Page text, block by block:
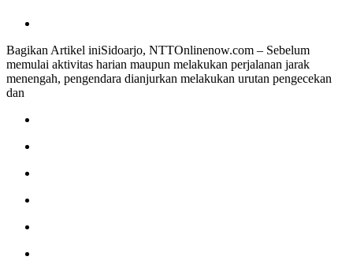
Bagikan Artikel iniSidoarjo, NTTOnlinenow.com – Sebelum
memulai aktivitas harian maupun melakukan perjalanan jarak
menengah, pengendara dianjurkan melakukan urutan pengecekan
dan